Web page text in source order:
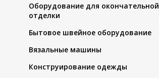
Оборудование для окончательной
отделки
Бытовое швейное оборудование
Вязальные машины
Конструирование одежды